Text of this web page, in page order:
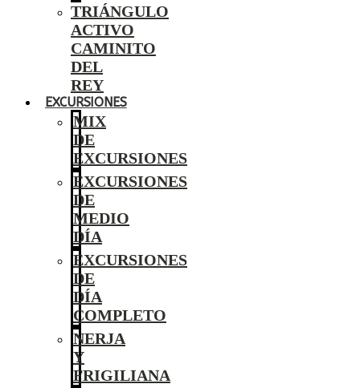
TRIÁNGULO
ACTIVO
CAMINITO
DEL
REY
EXCURSIONES
MIX
DE
EXCURSIONES
EXCURSIONES
DE
MEDIO
DÍA
EXCURSIONES
DE
DÍA
COMPLETO
NERJA
Y
FRIGILIANA